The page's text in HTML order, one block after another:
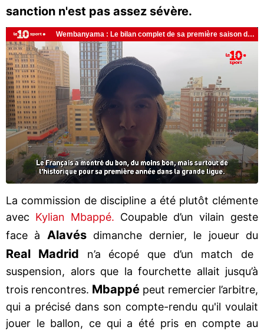
sanction n'est pas assez sévère.
La commission de discipline a été plutôt clémente
avec Kylian Mbappé. Coupable d’un vilain geste
face à Alavésdimanche dernier, le joueur du
Real Madrid n’a écopé que d’un match de
suspension, alors que la fourchette allait jusqu’à
trois rencontres. Mbappé peut remercier l’arbitre,
qui a précisé dans son compte-rendu qu'il voulait
jouer le ballon, ce qui a été pris en compte au